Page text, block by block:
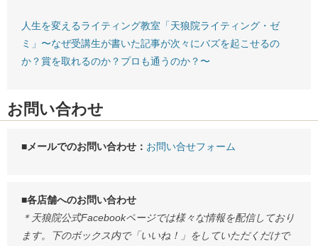
人生を変えるライティング教室「天狼院ライティング・ゼ
ミ」〜なぜ受講生が書いた記事が次々にバズを起こせるの
か？賞を取れるのか？プロも通うのか？〜
お問い合わせ
■メールでのお問い合わせ： お問い合せフォーム
■各店舗へのお問い合わせ
＊天狼院公式Facebookページでは様々な情報を配信しており
ます。下のボックス内で「いいね！」をしていただくだけで